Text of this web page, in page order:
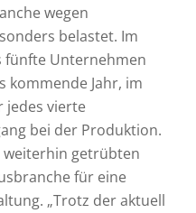
wegen
belastet. Im
fünfte Unternehmen
kommende Jahr, im
jedes vierte
bei der Produktion.
weiterhin getrübten
für eine
„Trotz der aktuell